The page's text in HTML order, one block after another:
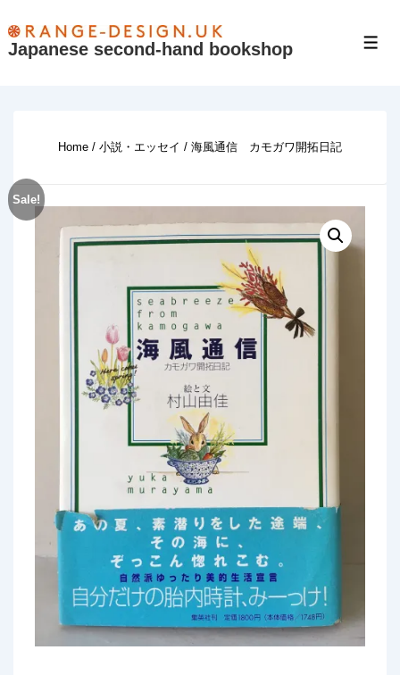
Skip
Japanese second-hand bookshop
Home / 小説・エッセイ / 海風通信 カモガワ開拓日記
Sale!